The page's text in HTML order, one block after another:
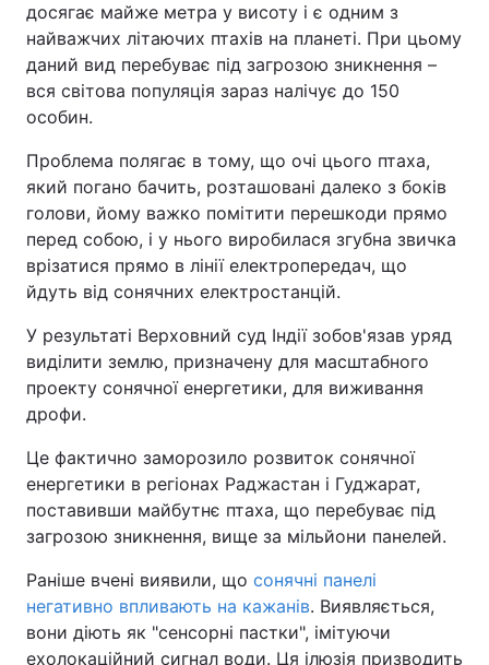
досягає майже метра у висоту і є одним з
найважчих літаючих птахів на планеті. При цьому
даний вид перебуває під загрозою зникнення –
вся світова популяція зараз налічує до 150
особин.
Проблема полягає в тому, що очі цього птаха,
який погано бачить, розташовані далеко з боків
голови, йому важко помітити перешкоди прямо
перед собою, і у нього виробилася згубна звичка
врізатися прямо в лінії електропередач, що
йдуть від сонячних електростанцій.
У результаті Верховний суд Індії зобов'язав уряд
виділити землю, призначену для масштабного
проекту сонячної енергетики, для виживання
дрофи.
Це фактично заморозило розвиток сонячної
енергетики в регіонах Раджастан і Гуджарат,
поставивши майбутнє птаха, що перебуває під
загрозою зникнення, вище за мільйони панелей.
Раніше вчені виявили, що сонячні панелі
негативно впливають на кажанів. Виявляється,
вони діють як "сенсорні пастки", імітуючи
ехолокаційний сигнал води. Ця ілюзія призводить